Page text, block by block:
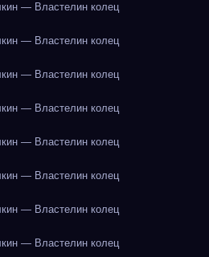
— Властелин колец
— Властелин колец
— Властелин колец
— Властелин колец
— Властелин колец
— Властелин колец
— Властелин колец
— Властелин колец